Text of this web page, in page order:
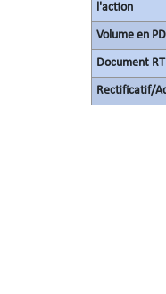
l'action
Volume en
Document
Rectificatif/